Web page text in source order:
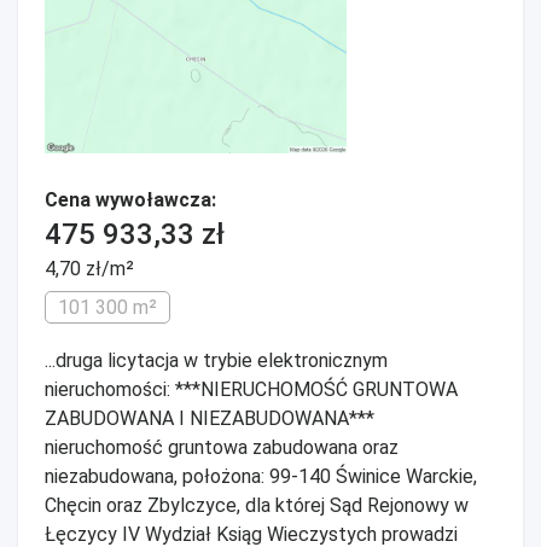
Cena wywoławcza:
475 933,33 zł
4,70 zł/m²
101 300 m²
...druga licytacja w trybie elektronicznym
nieruchomości: ***NIERUCHOMOŚĆ GRUNTOWA
ZABUDOWANA I NIEZABUDOWANA***
nieruchomość gruntowa zabudowana oraz
niezabudowana, położona: 99-140 Świnice Warckie,
Chęcin oraz Zbylczyce, dla której Sąd Rejonowy w
Łęczycy IV Wydział Ksiąg Wieczystych prowadzi